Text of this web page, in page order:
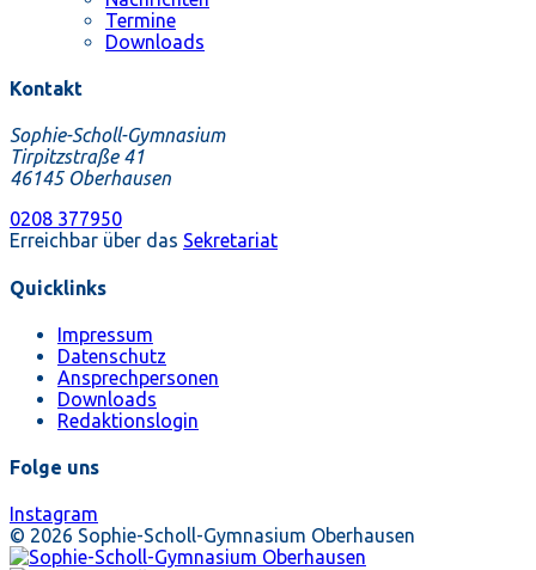
Termine
Downloads
Kontakt
Sophie-Scholl-Gymnasium
Tirpitzstraße 41
46145 Oberhausen
0208 377950
Erreichbar über das Sekretariat
Quicklinks
Impressum
Datenschutz
Ansprechpersonen
Downloads
Redaktionslogin
Folge uns
Instagram
© 2026 Sophie-Scholl-Gymnasium Oberhausen